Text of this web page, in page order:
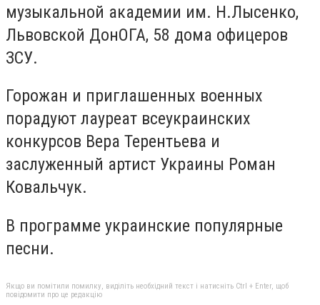
музыкальной академии им. Н.Лысенко,
Львовской ДонОГА, 58 дома офицеров
ЗСУ.
Горожан и приглашенных военных
порадуют лауреат всеукраинских
конкурсов Вера Терентьева и
заслуженный артист Украины Роман
Ковальчук.
В программе украинские популярные
песни.
Якщо ви помітили помилку, виділіть необхідний текст і натисніть Ctrl + Enter, щоб
повідомити про це редакцію